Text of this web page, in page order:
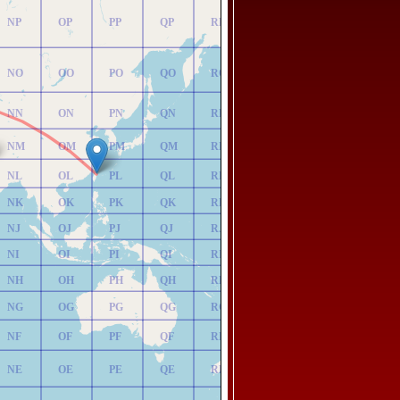
NE
NF
NG
NH
NI
NJ
NK
NL
NM
NN
NO
NP
OE
OF
OG
OH
OI
OJ
OK
OL
OM
ON
OO
OP
PE
PF
PG
PH
PI
PJ
PK
PL
PM
PN
PO
PP
QE
QF
QG
QH
QI
QJ
QK
QL
QM
QN
QO
QP
RE
RF
RG
RH
RI
RJ
RK
RL
RM
RN
RO
RP